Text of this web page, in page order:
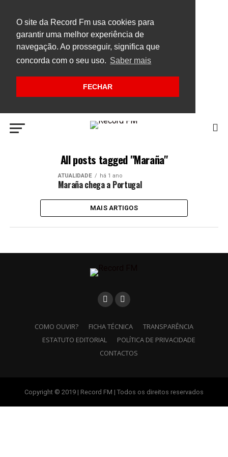
O site da Record Fm usa cookies para
garantir uma melhor experiência de
navegação. Ao prosseguir, significa que
concorda com o seu uso. Saber mais
FECHAR
All posts tagged "Maraña"
ATUALIDADE há 1 ano
Maraña chega a Portugal
MAIS ARTIGOS
COMO OUVIR? FICHA TÉCNICA
TRANSPARÊNCIA
ESTATUTO EDITORIAL
POLÍTICA DE PRIVACIDADE
CONTACTOS
Copyright © 2019 | Record FM | Todos os direitos reservados